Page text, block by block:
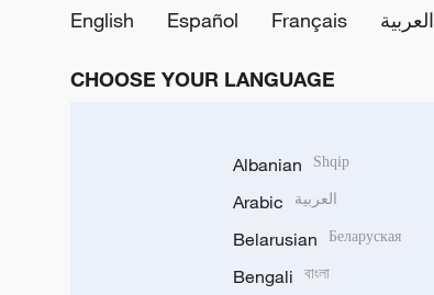
English
Español Français العربية
CHOOSE YOUR LANGUAGE
Albanian Shqip
Arabic العربية
Belarusian Беларуская
Bengali বাংলা